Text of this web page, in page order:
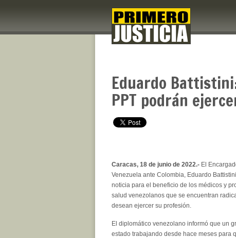
Eduardo
PPT podrán
Caracas, 18 de junio de 2022.- El
Venezuela ante Colombia, Eduardo
noticia para el beneficio de los médicos y
salud venezolanos que se encuentran
desean ejercer su profesión.
El diplomático venezolano informó que un
estado trabajando desde hace meses para